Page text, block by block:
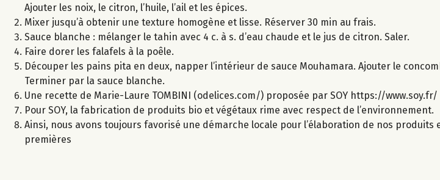
Ajouter les noix, le citron, l’huile, l’ail et les épices.
Mixer jusqu’à obtenir une texture homogène et lisse. Réserver 30 min au frais.
Sauce blanche : mélanger le tahin avec 4 c. à s. d’eau chaude et le jus de citron. Saler.
Faire dorer les falafels à la poêle.
Découper les pains pita en deux, napper l’intérieur de sauce Mouhamara. Ajouter le
Terminer par la sauce blanche.
Une recette de Marie-Laure TOMBINI (odelices.com/) proposée par SOY https://www.soy.fr/
Pour SOY, la fabrication de produits bio et végétaux rime avec respect de l’environnement.
Ainsi, nous avons toujours favorisé une démarche locale pour l’élaboration de nos
premières